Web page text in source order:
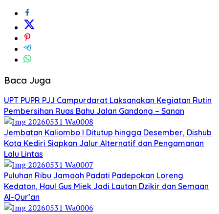
Baca Juga
UPT PUPR PJJ Campurdarat Laksanakan Kegiatan Rutin
Pembersihan Ruas Bahu Jalan Gandong – Sanan
Jembatan Kaliombo I Ditutup hingga Desember, Dishub
Kota Kediri Siapkan Jalur Alternatif dan Pengamanan
Lalu Lintas
Puluhan Ribu Jamaah Padati Padepokan Loreng
Kedaton, Haul Gus Miek Jadi Lautan Dzikir dan Semaan
Al-Qur’an